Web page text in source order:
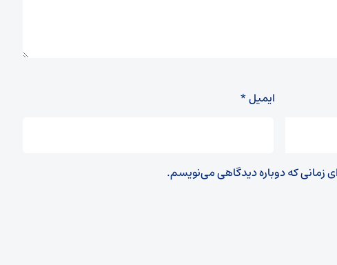
ایمیل*
زمانی که دوباره دیدگاهی می‌نویسم.